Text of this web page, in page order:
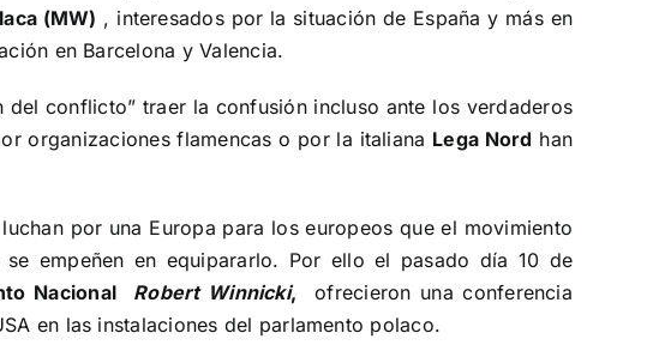
(MW) , interesados por la situación de España y más en
en Barcelona y Valencia.
conflicto” traer la confusión incluso ante los verdaderos
organizaciones flamencas o por la italiana Lega Nord han
por una Europa para los europeos que el movimiento
empeñen en equipararlo. Por ello el pasado día 10 de
Nacional Robert Winnicki, ofrecieron una conferencia
en las instalaciones del parlamento polaco.